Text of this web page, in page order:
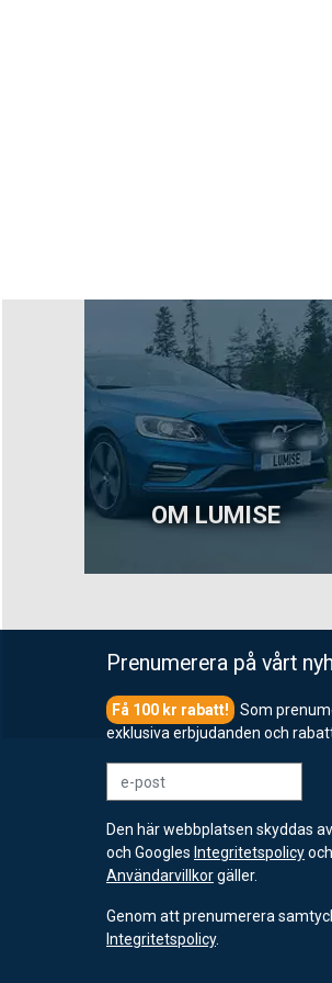
OM LUMISE
Prenumerera på vårt
Som
exklusiva erbjudanden och
Den här webbplatsen skyddas
och Googles Integritetspolicyoch
Användarvillkorgäller.
Genom att prenumerera
Integritetspolicy.